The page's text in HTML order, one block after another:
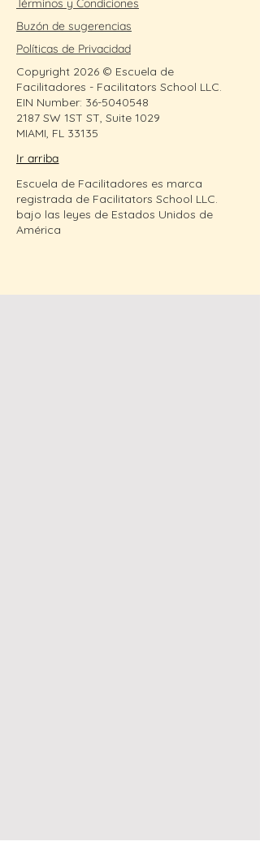
realizar compras con altos niveles
de seguridad.
tienda pueden realizar compras con
altos niveles de seguridad.
Términos y Condiciones
Buzón de sugerencias
Políticas de Privacidad
Copyright 2026 © Escuela de
Facilitadores - Facilitators School LLC.
EIN Number: 36-5040548
2187 SW 1ST ST, Suite 1029
MIAMI, FL 33135
Ir arriba
Escuela de Facilitadores es marca
registrada de Facilitators School LLC.
bajo las leyes de Estados Unidos de
América